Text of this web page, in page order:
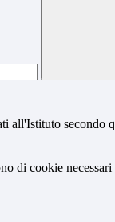
secondo
di cookie